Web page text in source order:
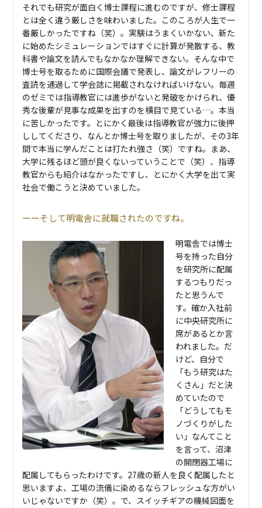
それでも研究が面白く博士課程に進むのですが、修士課程
とは全く違う厳しさを味わいました。このころが人生で一
番厳しかったですね（笑）。実験はうまくいかない、新た
に始めたシミュレーションではすぐに計算が発散する、教
科書や論文を読んでもなかなか理解できない。そんな中で
博士号を取るために国際会議で発表し、論文がレフリーの
査読を通過して学会誌に掲載されなければいけない。毎週
のゼミでは指導教官には進歩がないと発破をかけられ、優
秀な後輩が見事な成果を出すのを横目で見ている…。本当
に苦しかったです。とにかく最後は指導教官が強力に後押
ししてくださり、なんとか博士号を取りましたが、その3年
間で本当に学んだことは打たれ強さ（笑）ですね。まあ、
大学に残るほど頭が良くないっていうことで（笑）、指導
教官からも紹介はなかったですし、とにかく大学を出て実
社会で働こうと決めていました。
そして明電舎に就職されたのですね。
明電舎では博士
号を持った自分
を研究所に配属
するつもりだっ
たと思うんで
す。確か入社前
に中央研究所に
席があるとか言
われました。だ
けど、自分で
「もう研究はた
くさん」だと決
めていたので
「どうしてもモ
ノづくりがした
い」なんてこと
を言って、沼津
の開閉器工場に
配属してもらったわけです。27歳の新人を良く配属したと
思いますよ、工場の流儀に染めるならフレッシュな方がい
いじゃないですか（笑）。で、スイッチギアの機械図面を